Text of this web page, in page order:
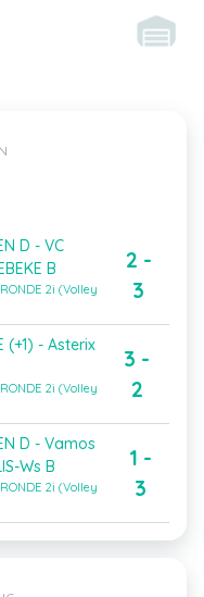
D - VC
B
RONDE 2i (Volley
2 -
3
(+1) - Asterix
RONDE 2i (Volley
3 -
2
D - Vamos
Ws B
RONDE 2i (Volley
1 -
3